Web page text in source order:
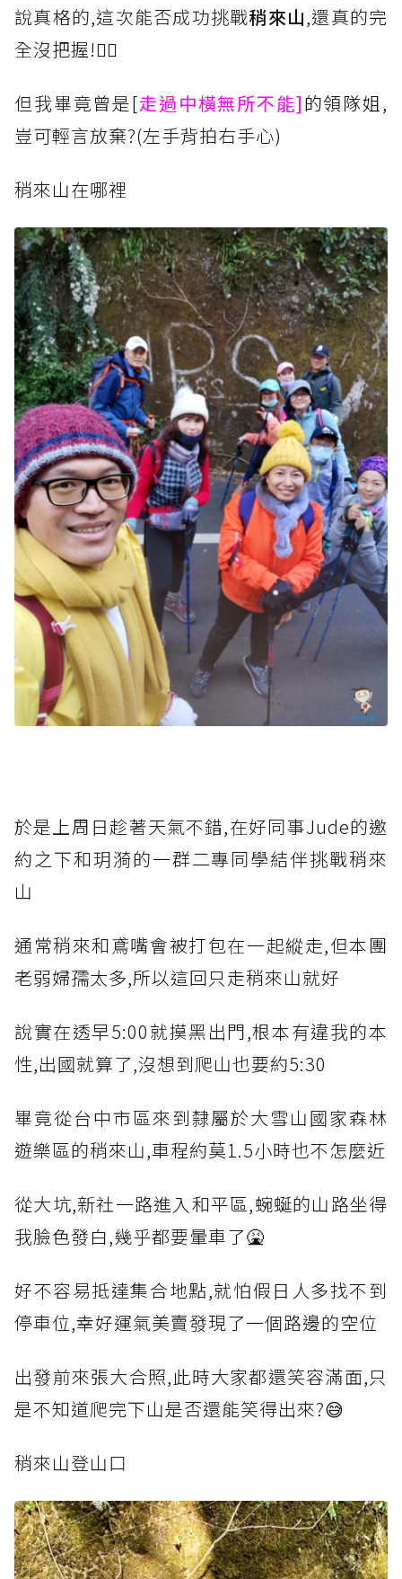
說真格的,這次能否成功挑戰稍來山,還真的完
全沒把握!🤦‍♀️
但我畢竟曾是[走過中橫無所不能]的領隊姐,
豈可輕言放棄?(左手背拍右手心)
稍來山在哪裡
於是上周日趁著天氣不錯,在好同事Jude的邀
約之下和玥漪的一群二專同學結伴挑戰稍來
山
通常稍來和鳶嘴會被打包在一起縱走,但本團
老弱婦孺太多,所以這回只走稍來山就好
說實在透早5:00就摸黑出門,根本有違我的本
性,出國就算了,沒想到爬山也要約5:30
畢竟從台中市區來到隸屬於大雪山國家森林
遊樂區的稍來山,車程約莫1.5小時也不怎麼近
從大坑,新社一路進入和平區,蜿蜒的山路坐得
我臉色發白,幾乎都要暈車了🤮
好不容易抵達集合地點,就怕假日人多找不到
停車位,幸好運氣美賣發現了一個路邊的空位
出發前來張大合照,此時大家都還笑容滿面,只
是不知道爬完下山是否還能笑得出來?😅
稍來山登山口